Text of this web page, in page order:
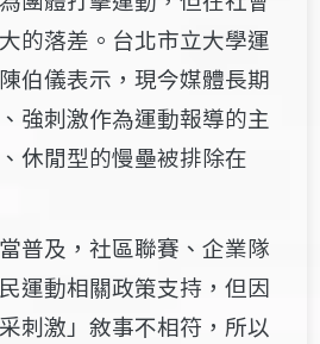
的落差。台北市立大學運
伯儀表示，現今媒體長期
強刺激作為運動報導的主
休閒型的慢壘被排除在
普及，社區聯賽、企業隊
運動相關政策支持，但因
刺激」敘事不相符，所以